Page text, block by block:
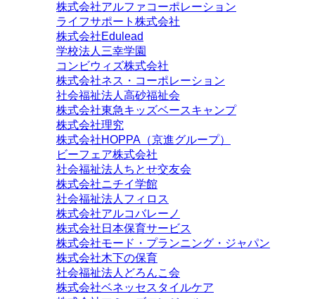
株式会社アルファコーポレーション
ライフサポート株式会社
株式会社Edulead
学校法人三幸学園
コンビウィズ株式会社
株式会社ネス・コーポレーション
社会福祉法人高砂福祉会
株式会社東急キッズベースキャンプ
株式会社理究
株式会社HOPPA（京進グループ）
ビーフェア株式会社
社会福祉法人ちとせ交友会
株式会社ニチイ学館
社会福祉法人フィロス
株式会社アルコバレーノ
株式会社日本保育サービス
株式会社モード・プランニング・ジャパン
株式会社木下の保育
社会福祉法人どろんこ会
株式会社ベネッセスタイルケア